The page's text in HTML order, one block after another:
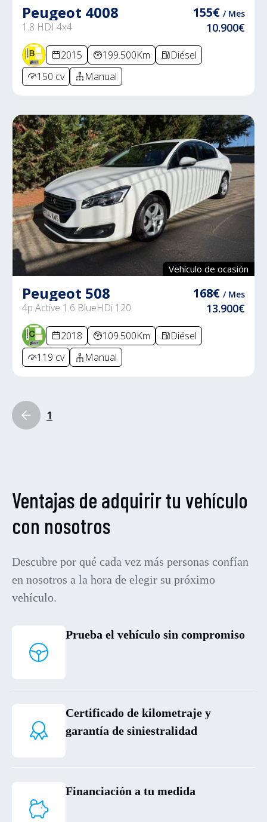
Peugeot 4008
1.8 HDI 4x4
155€ / Mes
10.900€
2015 199.500Km
Diésel
150 cv
Manual
Vehículo de ocasión
Peugeot 508
4p Active 1.6 BlueHDi 120
168€ / Mes
13.900€
2018 109.500Km
Diésel
119 cv
Manual
1
Ventajas de adquirir tu vehículo
con nosotros
Descubre por qué cada vez más personas confían
en nosotros a la hora de elegir su próximo
vehículo.
Prueba el vehículo sin compromiso
Certificado de kilometraje y
garantía de siniestralidad
Financiación a tu medida